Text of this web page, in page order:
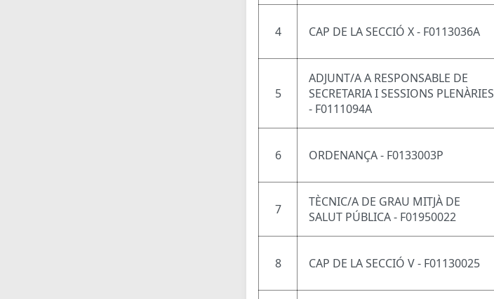
4 CAP DE LA SECCIÓ X - F0113036A
5
ADJUNT/A A RESPONSABLE DE
SECRETARIA I SESSIONS PLENÀRIES
- F0111094A
6 ORDENANÇA - F0133003P
7
TÈCNIC/A DE GRAU MITJÀ DE
SALUT PÚBLICA - F01950022
8 CAP DE LA SECCIÓ V - F01130025